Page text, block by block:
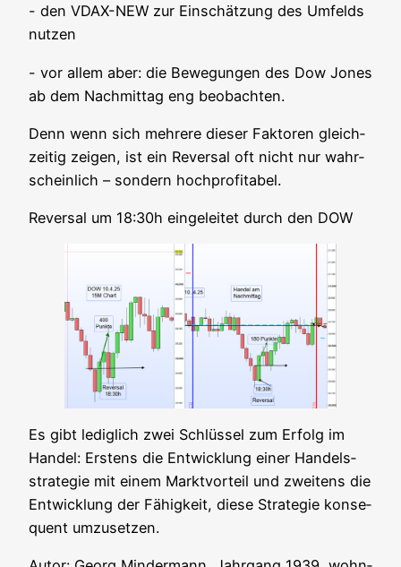
- den VDAX-NEW zur Ein­schät­zung des Umfelds
nutzen
- vor allem aber: die Bewe­gun­gen des Dow Jones
ab dem Nach­mit­tag eng beobachten.
Denn wenn sich meh­re­re die­ser Fak­to­ren gleich­
zei­tig zei­gen, ist ein Rever­sal oft nicht nur wahr­
schein­lich – son­dern hochprofitabel.
Rever­sal um 18:30h ein­ge­lei­tet durch den DOW
Es gibt ledig­lich zwei Schlüs­sel zum Erfolg im
Han­del: Ers­tens die Ent­wick­lung einer Han­dels­
stra­te­gie mit einem Markt­vor­teil und zwei­tens die
Ent­wick­lung der Fähig­keit, die­se Stra­te­gie kon­se­
quent umzusetzen.